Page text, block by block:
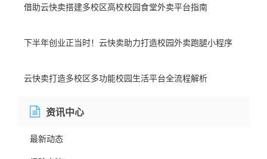
借助云快卖搭建多校区高校校园食堂外卖平台指南
下半年创业正当时！云快卖助力打造校园外卖跑腿小程序
云快卖打造多校区多功能校园生活平台全流程解析
资讯中心
最新动态